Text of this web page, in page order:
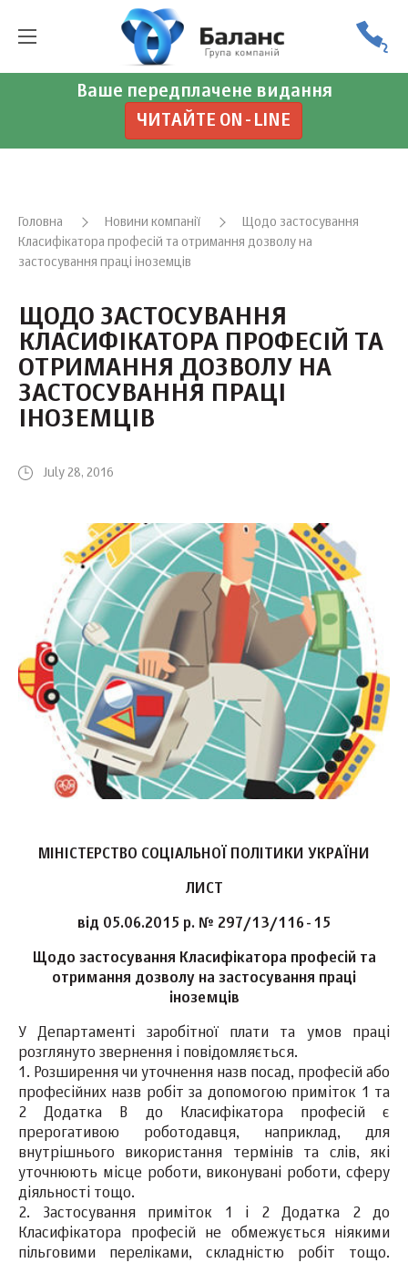
Ваше передплачене видання
ЧИТАЙТЕ ON-LINE
Головна Новини компанії
Щодо застосування
Класифікатора професій та отримання дозволу на
застосування праці іноземців
ЩОДО ЗАСТОСУВАННЯ
КЛАСИФІКАТОРА ПРОФЕСІЙ ТА
ОТРИМАННЯ ДОЗВОЛУ НА
ЗАСТОСУВАННЯ ПРАЦІ
ІНОЗЕМЦІВ
July 28, 2016
МІНІСТЕРСТВО СОЦІАЛЬНОЇ ПОЛІТИКИ УКРАЇНИ
ЛИСТ
від 05.06.2015 р. № 297/13/116-15
Щодо застосування Класифікатора професій та
отримання дозволу на застосування праці
іноземців
У Департаменті заробітної плати та умов праці
розглянуто звернення і повідомляється.
1. Розширення чи уточнення назв посад, професій або
професійних назв робіт за допомогою приміток 1 та
2 Додатка В до Класифікатора професій є
прерогативою роботодавця, наприклад, для
внутрішнього використання термінів та слів, які
уточнюють місце роботи, виконувані роботи, сферу
діяльності тощо.
2. Застосування приміток 1 і 2 Додатка 2 до
Класифікатора професій не обмежується ніякими
пільговими переліками, складністю робіт тощо.